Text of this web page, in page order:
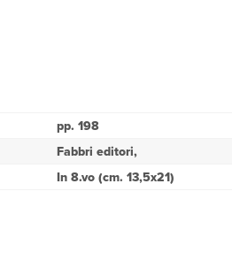
pp. 198
Fabbri editori,
In 8.vo (cm. 13,5x21)